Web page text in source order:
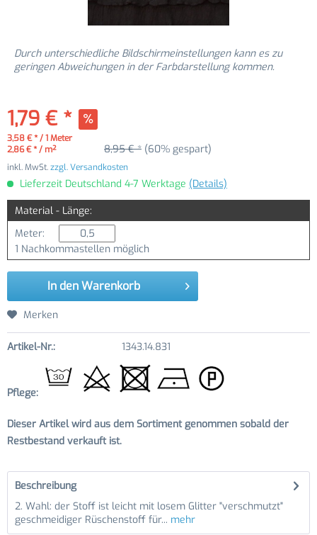
Durch unterschiedliche Bildschirmeinstellungen kann es zu
geringen Abweichungen in der Farbdarstellung kommen.
1,79 € *
3,58 € * / 1 Meter
2,86 € * / m²
8,95 € * (60% gespart)
inkl. MwSt.zzgl. Versandkosten
Lieferzeit Deutschland 4-7 Werktage (Details)
Material - Länge:
Meter:
1 Nachkommastellen möglich
In den Warenkorb
Merken
Artikel-Nr.: 1343.14.831
Pflege:
Dieser Artikel wird aus dem Sortiment genommen sobald der
Restbestand verkauft ist.
Beschreibung
2. Wahl: der Stoff ist leicht mit losem Glitter "verschmutzt"
geschmeidiger Rüschenstoff für... mehr